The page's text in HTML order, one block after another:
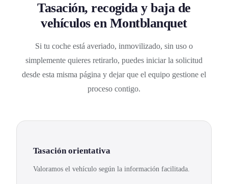
Tasación, recogida y baja de
vehículos en Montblanquet
Si tu coche está averiado, inmovilizado, sin uso o
simplemente quieres retirarlo, puedes iniciar la solicitud
desde esta misma página y dejar que el equipo gestione el
proceso contigo.
Tasación orientativa
Valoramos el vehículo según la información facilitada.